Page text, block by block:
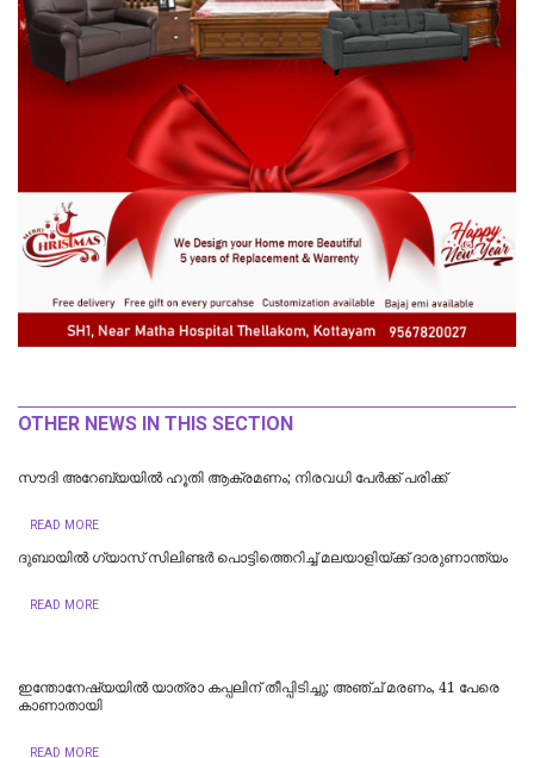
OTHER NEWS IN THIS SECTION
സൗദി അറേബ്യയിൽ ഹൂതി ആക്രമണം; നിരവധി പേർക്ക് പരിക്ക്
READ MORE
ദുബായിൽ ​ഗ്യാസ് സിലിണ്ടർ പൊട്ടിത്തെറിച്ച് മലയാളിയ്ക്ക് ദാരുണാന്ത്യം
READ MORE
ഇന്തോനേഷ്യയില്‍ യാത്രാ കപ്പലിന് തീപ്പിടിച്ചു; അഞ്ച് മരണം, 41 പേരെ
കാണാതായി
READ MORE